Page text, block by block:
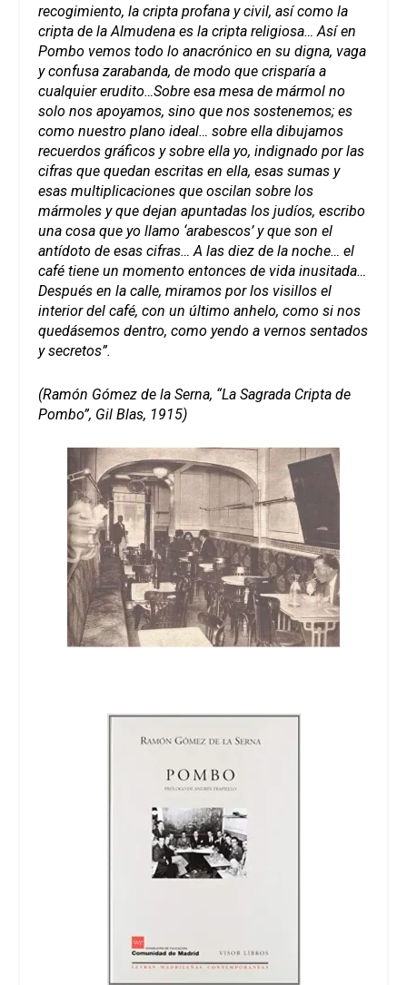
recogimiento, la cripta profana y civil, así como la
cripta de la Almudena es la cripta religiosa… Así en
Pombo vemos todo lo anacrónico en su digna, vaga
y confusa zarabanda, de modo que crisparía a
cualquier erudito…Sobre esa mesa de mármol no
solo nos apoyamos, sino que nos sostenemos; es
como nuestro plano ideal… sobre ella dibujamos
recuerdos gráficos y sobre ella yo, indignado por las
cifras que quedan escritas en ella, esas sumas y
esas multiplicaciones que oscilan sobre los
mármoles y que dejan apuntadas los judíos, escribo
una cosa que yo llamo ‘arabescos’ y que son el
antídoto de esas cifras… A las diez de la noche… el
café tiene un momento entonces de vida inusitada…
Después en la calle, miramos por los visillos el
interior del café, con un último anhelo, como si nos
quedásemos dentro, como yendo a vernos sentados
y secretos”.
(Ramón Gómez de la Serna, “La Sagrada Cripta de
Pombo”, Gil Blas, 1915)